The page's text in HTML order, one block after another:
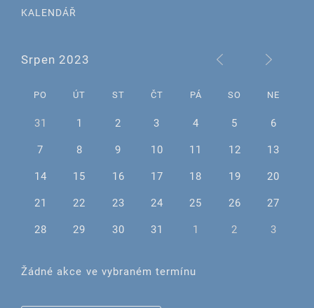
KALENDÁŘ
Srpen 2023
PO ÚT ST ČT PÁ SO NE
31 1 2 3 4 5
6
7
8 9 10 11 12
13
14
15 16 17 18 19
20
21
22 23 24 25 26
27
28
29 30 31 1 2 3
Žádné akce ve vybraném termínu